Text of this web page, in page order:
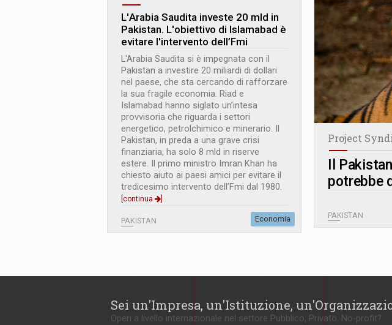
L'Arabia Saudita investe 20 mld in
Pakistan. L'obiettivo di Islamabad è
evitare l'intervento dell’Fmi
L'Arabia Saudita si è impegnata con il
Pakistan a investire 20 miliardi di dollari
nel paese, che sta cercando di rafforzare
la sua fragile economia. Riad e
Islamabad hanno siglato un’intesa
provvisoria che riguarda i settori
energetico, petrolchimico e minerario. Il
Pakistan, in preda a una grave crisi
finanziaria, ha solo 8 mld in riserve
estere. Il primo ministro Imran Khan ha
chiesto aiuto ai paesi amici per evitare il
tredicesimo intervento dell’Fmi dal 1980.
[continua
PAKISTAN Economia
Project
Il
potrebbe
PAKISTAN
Sei un'Impresa, un'Istituzione,
Operi a livello internazionale nel settore Pubblico, Privato, No-profit?